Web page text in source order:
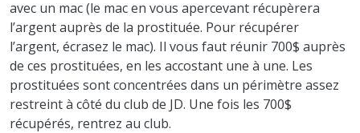
avec un mac (le mac en vous apercevant récupèrera
l’argent auprès de la prostituée. Pour récupérer
l’argent, écrasez le mac). Il vous faut réunir 700$ auprès
de ces prostituées, en les accostant une à une. Les
prostituées sont concentrées dans un périmètre assez
restreint à côté du club de JD. Une fois les 700$
récupérés, rentrez au club.